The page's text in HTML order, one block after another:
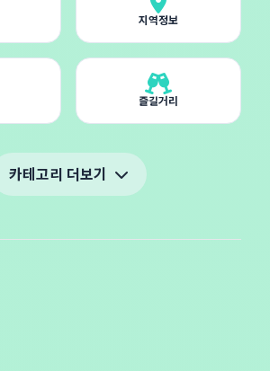
지역정보
즐길거리
카테고리 더보기